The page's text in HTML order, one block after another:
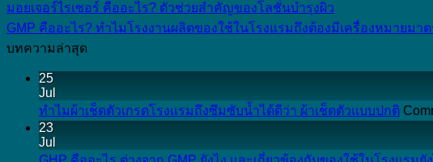
มอยเจอร์ไรเซอร์ คืออะไร? ตัวช่วยสำคัญของโลชั่นบำรุงผิว
GMP คืออะไร? ทำไมโรงงานผลิตของใช้ในโรงแรมถึงต้องมีเครื่องหมายม
บทความล่าสุด
25
Jul
ทำไมผ้าเช็ดตัวเกรดโรงแรมถึงซึมซับน้ำได้ดีว่า ผ้าเช็ดตัวแบบปกติ
23
Jul